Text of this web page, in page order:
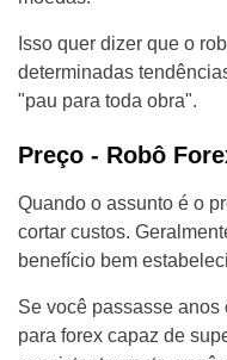
Isso quer dizer que o
determinadas
"pau para toda obra".
Preço - Robô
Quando o assunto é o
cortar custos.
benefício bem
Se você passasse
para forex capaz de